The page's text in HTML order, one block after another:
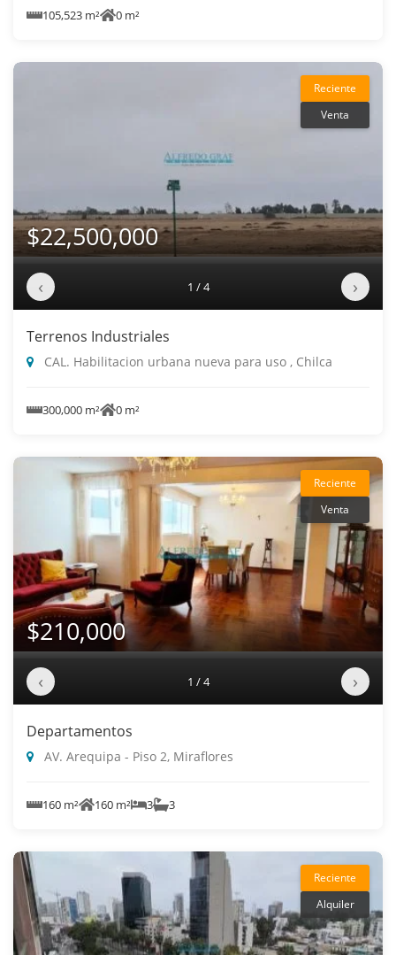
105,523 m² 0 m²
Reciente
Venta
$22,500,000
‹ 1 / 4 ›
Terrenos Industriales
CAL. Habilitacion urbana nueva para uso , Chilca
300,000 m² 0 m²
Reciente
Venta
$210,000
‹ 1 / 4 ›
Departamentos
AV. Arequipa - Piso 2, Miraflores
160 m² 160 m² 3 3
Reciente
Alquiler